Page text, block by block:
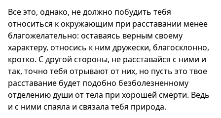
Все это, однако, не должно побудить тебя
относиться к окружающим при расставании менее
благожелательно: оставаясь верным своему
характеру, относись к ним дружески, благосклонно,
кротко. С другой стороны, не расставайся с ними и
так, точно тебя отрывают от них, но пусть это твое
расставание будет подобно безболезненному
отделению души от тела при хорошей смерти. Ведь
и с ними спаяла и связала тебя природа.